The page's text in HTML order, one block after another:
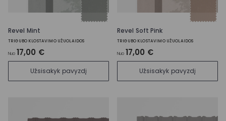
Revel Mint
TRIGUBO KLOSTAVIMO UŽUOLAIDOS
Nuo 17,00 €
Užsisakyk pavyzdį
Revel Soft Pink
TRIGUBO KLOSTAVIMO UŽUOLAIDOS
Nuo 17,00 €
Užsisakyk pavyzdį